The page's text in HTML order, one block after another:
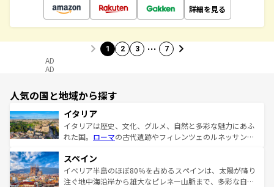
詳細を見る
1 2 3 … 7
AD
AD
人気の国と地域から探す
イタリア
イタリアは歴史、文化、グルメ、自然と多彩な魅力にあふ
れた国。 ローマの古代遺跡やフィレンツェのルネッサンス
ろん、トスカーナの美しい田園風景やアマルフィ海岸の絶
景など、自然景観も見逃せない。観光の合間には、本場の
ピザやパスタなど、絶品のイタリア料理を堪能することも
スペイン
イベリア半島のほぼ80％を占めるスペインは、太陽が降り
注ぐ地中海沿岸から雄大なピレネー山脈まで、多彩な自然